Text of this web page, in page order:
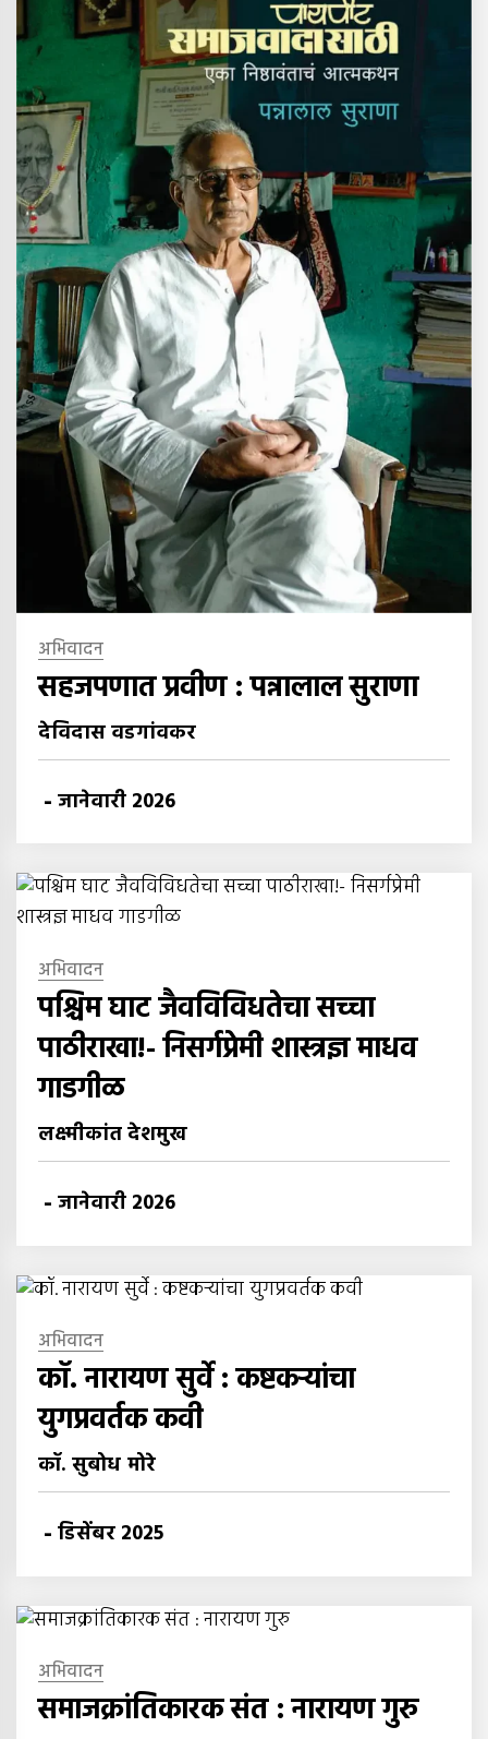
अभिवादन
सहजपणात प्रवीण : पन्नालाल सुराणा
देविदास वडगांवकर
- जानेवारी 2026
अभिवादन
पश्चिम घाट जैवविविधतेचा सच्चा
पाठीराखा!- निसर्गप्रेमी शास्त्रज्ञ माधव
गाडगीळ
लक्ष्मीकांत देशमुख
- जानेवारी 2026
अभिवादन
कॉ. नारायण सुर्वे : कष्टकऱ्यांचा
युगप्रवर्तक कवी
कॉ. सुबोध मोरे
- डिसेंबर 2025
अभिवादन
समाजक्रांतिकारक संत : नारायण गुरु